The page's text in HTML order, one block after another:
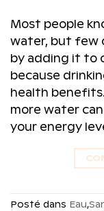
Most people
water, but few
by adding it to
because
health
more water
your energy
Posté dans Eau,